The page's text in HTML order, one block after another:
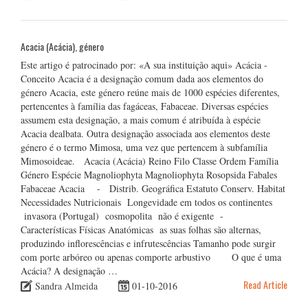
Acacia (Acácia), género
Este artigo é patrocinado por: «A sua instituição aqui» Acácia -
Conceito Acacia é a designação comum dada aos elementos do
género Acacia, este género reúne mais de 1000 espécies diferentes,
pertencentes à família das fagáceas, Fabaceae. Diversas espécies
assumem esta designação, a mais comum é atribuída à espécie
Acacia dealbata. Outra designação associada aos elementos deste
género é o termo Mimosa, uma vez que pertencem à subfamília
Mimosoideae. Acacia (Acácia) Reino Filo Classe Ordem Família
Género Espécie Magnoliophyta Magnoliophyta Rosopsida Fabales
Fabaceae Acacia - Distrib. Geográfica Estatuto Conserv. Habitat
Necessidades Nutricionais Longevidade em todos os continentes
invasora (Portugal) cosmopolita não é exigente -
Características Físicas Anatómicas as suas folhas são alternas,
produzindo inflorescências e infrutescências Tamanho pode surgir
com porte arbóreo ou apenas comporte arbustivo O que é uma
Acácia? A designação …
Sandra Almeida
01-10-2016 Read Article